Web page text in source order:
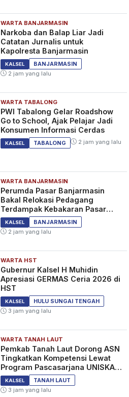
WARTA BANJARMASIN
Narkoba dan Balap Liar Jadi
Catatan Jurnalis untuk
Kapolresta Banjarmasin
KALSEL
BANJARMASIN
2 jam yang lalu
WARTA TABALONG
PWI Tabalong Gelar Roadshow
Go to School, Ajak Pelajar Jadi
Konsumen Informasi Cerdas
KALSEL TABALONG 2 jam yang lalu
WARTA BANJARMASIN
Perumda Pasar Banjarmasin
Bakal Relokasi Pedagang
Terdampak Kebakaran Pasar
Teluk Dalam
KALSEL
BANJARMASIN
2 jam yang lalu
WARTA HST
Gubernur Kalsel H Muhidin
Apresiasi GERMAS Ceria 2026 di
HST
KALSEL
HULU SUNGAI TENGAH
3 jam yang lalu
WARTA TANAH LAUT
Pemkab Tanah Laut Dorong ASN
Tingkatkan Kompetensi Lewat
Program Pascasarjana UNISKA
MAB Banjarmasin
KALSEL
TANAH LAUT
3 jam yang lalu